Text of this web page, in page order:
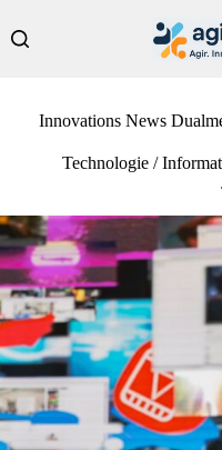
au
contenu
Innovations News
Technologie /